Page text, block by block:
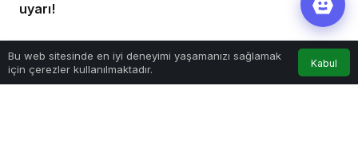
uyarı!
Bu web sitesinde en iyi deneyimi yaşamanızı sağlamak
için çerezler kullanılmaktadır.
Kabul